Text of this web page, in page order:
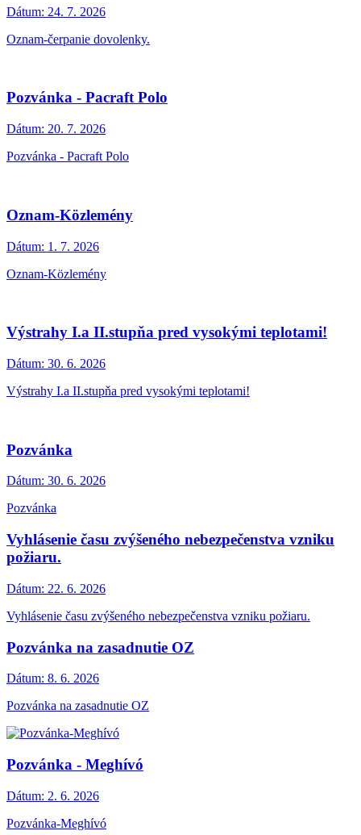
Dátum: 24. 7. 2026
Oznam-čerpanie dovolenky.
Pozvánka - Pacraft Polo
Dátum: 20. 7. 2026
Pozvánka - Pacraft Polo
Oznam-Közlemény
Dátum: 1. 7. 2026
Oznam-Közlemény
Výstrahy I.a II.stupňa pred vysokými teplotami!
Dátum: 30. 6. 2026
Výstrahy I.a II.stupňa pred vysokými teplotami!
Pozvánka
Dátum: 30. 6. 2026
Pozvánka
Vyhlásenie času zvýšeného nebezpečenstva vzniku
požiaru.
Dátum: 22. 6. 2026
Vyhlásenie času zvýšeného nebezpečenstva vzniku požiaru.
Pozvánka na zasadnutie OZ
Dátum: 8. 6. 2026
Pozvánka na zasadnutie OZ
Pozvánka - Meghívó
Dátum: 2. 6. 2026
Pozvánka-Meghívó